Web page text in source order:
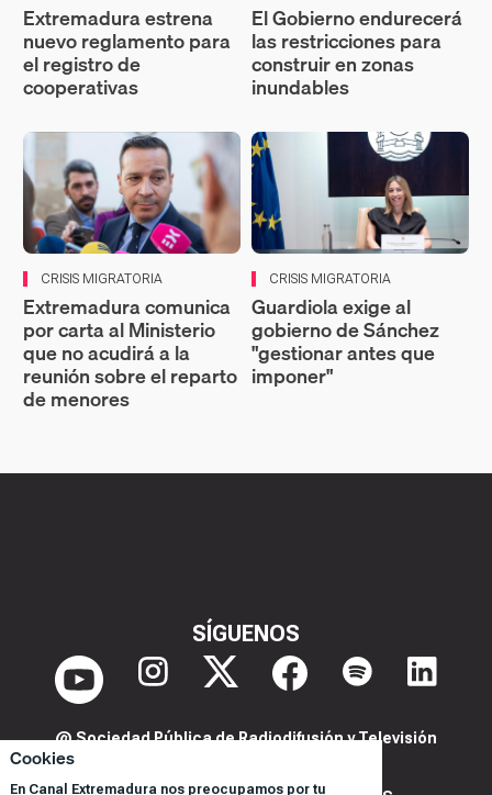
Cookies
En Canal Extremadura nos preocupamos por tu
Extremadura estrena
nuevo reglamento para
el registro de
cooperativas
El Gobierno endurecerá
las restricciones para
construir en zonas
inundables
CRISIS MIGRATORIA
Extremadura comunica
por carta al Ministerio
que no acudirá a la
reunión sobre el reparto
de menores
CRISIS MIGRATORIA
Guardiola exige al
gobierno de Sánchez
"gestionar antes que
imponer"
SÍGUENOS
@ Sociedad Pública de Radiodifusión y Televisión